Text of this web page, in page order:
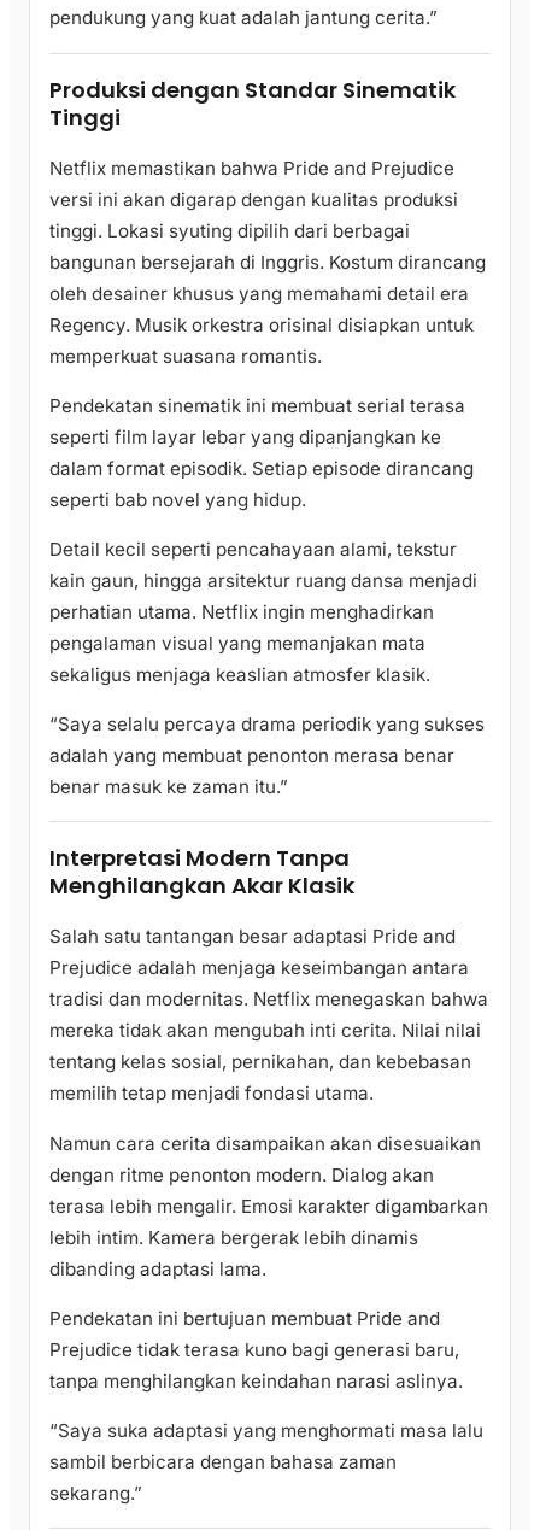
pendukung yang kuat adalah jantung cerita.”
Produksi dengan Standar Sinematik
Tinggi
Netflix memastikan bahwa Pride and Prejudice
versi ini akan digarap dengan kualitas produksi
tinggi. Lokasi syuting dipilih dari berbagai
bangunan bersejarah di Inggris. Kostum dirancang
oleh desainer khusus yang memahami detail era
Regency. Musik orkestra orisinal disiapkan untuk
memperkuat suasana romantis.
Pendekatan sinematik ini membuat serial terasa
seperti film layar lebar yang dipanjangkan ke
dalam format episodik. Setiap episode dirancang
seperti bab novel yang hidup.
Detail kecil seperti pencahayaan alami, tekstur
kain gaun, hingga arsitektur ruang dansa menjadi
perhatian utama. Netflix ingin menghadirkan
pengalaman visual yang memanjakan mata
sekaligus menjaga keaslian atmosfer klasik.
“Saya selalu percaya drama periodik yang sukses
adalah yang membuat penonton merasa benar
benar masuk ke zaman itu.”
Interpretasi Modern Tanpa
Menghilangkan Akar Klasik
Salah satu tantangan besar adaptasi Pride and
Prejudice adalah menjaga keseimbangan antara
tradisi dan modernitas. Netflix menegaskan bahwa
mereka tidak akan mengubah inti cerita. Nilai nilai
tentang kelas sosial, pernikahan, dan kebebasan
memilih tetap menjadi fondasi utama.
Namun cara cerita disampaikan akan disesuaikan
dengan ritme penonton modern. Dialog akan
terasa lebih mengalir. Emosi karakter digambarkan
lebih intim. Kamera bergerak lebih dinamis
dibanding adaptasi lama.
Pendekatan ini bertujuan membuat Pride and
Prejudice tidak terasa kuno bagi generasi baru,
tanpa menghilangkan keindahan narasi aslinya.
“Saya suka adaptasi yang menghormati masa lalu
sambil berbicara dengan bahasa zaman
sekarang.”